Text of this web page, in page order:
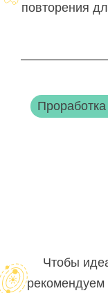
повторения
Чтобы
рекомендуем